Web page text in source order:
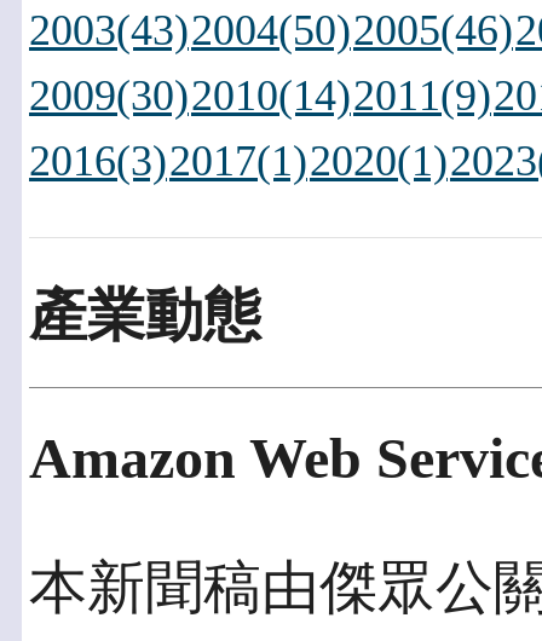
2003(43)2004(50)2005(46)
2009(30)2010(14)2011(9)
2016(3)2017(1)2020(1)
產業動態
Amazon Web
本新聞稿由傑眾公